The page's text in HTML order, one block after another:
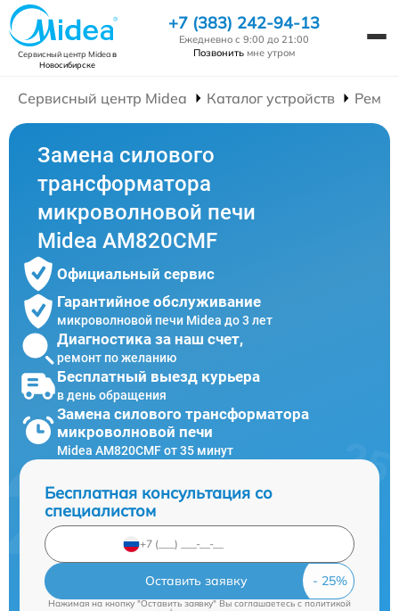
Сервисный центр Mideaв
Новосибирске
+7 (383) 242-94-13
Ежедневно с 9:00 до 21:00
Позвонить мне утром
Сервисный центр Midea Каталог устройств
Замена силового
трансформатора
микроволновой печи
Midea AM820CMF
Официальный сервис
Гарантийное обслуживание
микроволновой печи Midea до 3 лет
Диагностика за наш счет,
ремонт по желанию
Бесплатный выезд курьера
в день обращения
Замена силового трансформатора
микроволновой печи
Midea AM820CMF от 35 минут
Бесплатная консультация со
специалистом
Оставить заявку
Нажимая на кнопку "Оставить заявку" Вы соглашаетесь cполитикой